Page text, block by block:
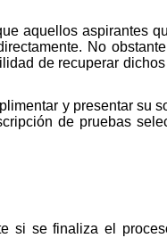
aquellos aspirantes
No
de recuperar dichos
y presentar su
de pruebas
si se finaliza el